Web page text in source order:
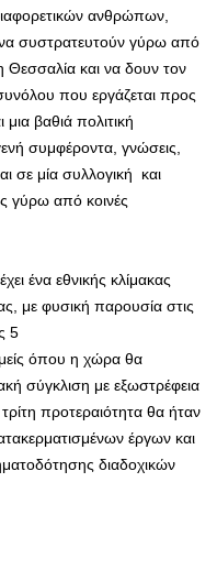
ανθρώπων,
συστρατευτούν γύρω από
Θεσσαλία και να δουν τον
που εργάζεται προς
βαθιά πολιτική
συμφέροντα, γνώσεις,
σε μία συλλογική και
γύρω από κοινές
ένα εθνικής κλίμακας
με φυσική παρουσία στις
5
όπου η χώρα θα
σύγκλιση με εξωστρέφεια
προτεραιότητα θα ήταν
έργων και
διαδοχικών